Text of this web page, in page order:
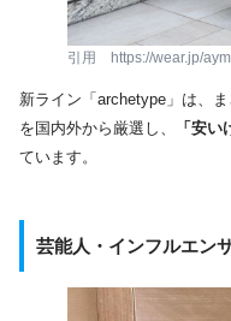
引用 https://wear.jp/
新ライン「archetype」は、
を国内外から厳選し、
「安
ています。
芸能人・インフルエン